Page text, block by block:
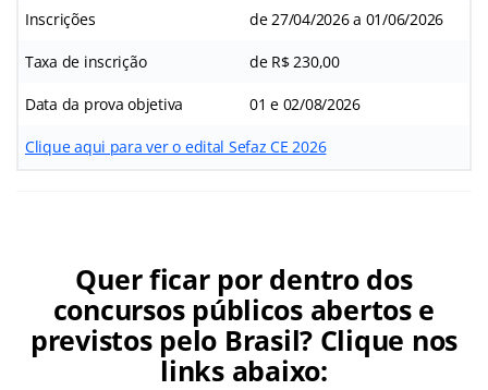
Inscrições de 27/04/2026 a 01/06/2026
Taxa de inscrição de R$ 230,00
Data da prova objetiva 01 e 02/08/2026
Clique aqui para ver o edital Sefaz CE 2026
Quer ficar por dentro dos
concursos públicos abertos e
previstos pelo Brasil? Clique nos
links abaixo: